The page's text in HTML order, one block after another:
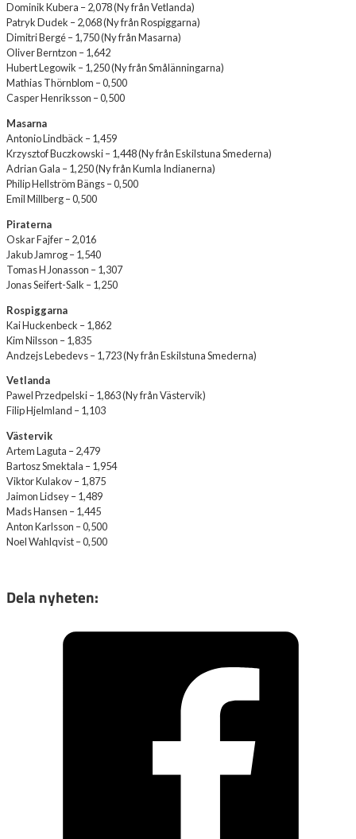
Dominik Kubera – 2,078 (Ny från Vetlanda)
Patryk Dudek – 2,068 (Ny från Rospiggarna)
Dimitri Bergé – 1,750 (Ny från Masarna)
Oliver Berntzon – 1,642
Hubert Legowik – 1,250 (Ny från Smålänningarna)
Mathias Thörnblom – 0,500
Casper Henriksson – 0,500
Masarna
Antonio Lindbäck – 1,459
Krzysztof Buczkowski – 1,448 (Ny från Eskilstuna Smederna)
Adrian Gala – 1,250 (Ny från Kumla Indianerna)
Philip Hellström Bängs – 0,500
Emil Millberg – 0,500
Piraterna
Oskar Fajfer – 2,016
Jakub Jamrog – 1,540
Tomas H Jonasson – 1,307
Jonas Seifert-Salk – 1,250
Rospiggarna
Kai Huckenbeck – 1,862
Kim Nilsson – 1,835
Andzejs Lebedevs – 1,723 (Ny från Eskilstuna Smederna)
Vetlanda
Pawel Przedpelski – 1,863 (Ny från Västervik)
Filip Hjelmland – 1,103
Västervik
Artem Laguta – 2,479
Bartosz Smektala – 1,954
Viktor Kulakov – 1,875
Jaimon Lidsey – 1,489
Mads Hansen – 1,445
Anton Karlsson – 0,500
Noel Wahlqvist – 0,500
Dela nyheten: